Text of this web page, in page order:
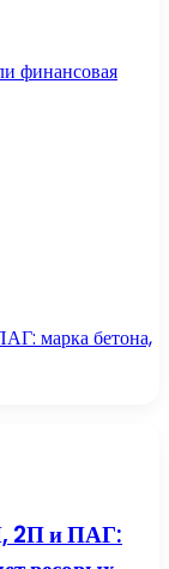
финансовая
марка бетона,
2П и ПАГ: